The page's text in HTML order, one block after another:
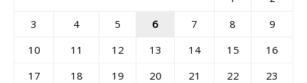
3
4 5 6 7 8
9
10
11 12 13 14 15
16
17
18 19 20 21 22
23